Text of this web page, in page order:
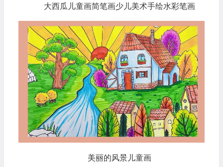
大西瓜儿童画简笔画少儿美术手绘水彩笔画
美丽的风景儿童画